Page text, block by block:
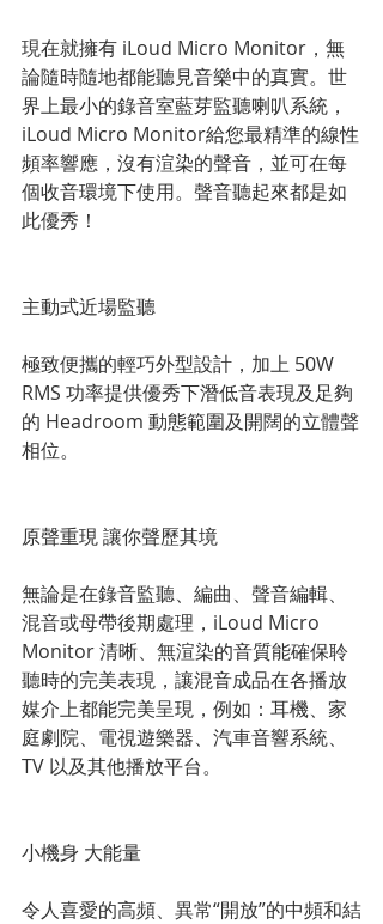
現在就擁有 iLoud Micro Monitor，無
論隨時隨地都能聽見音樂中的真實。世
界上最小的錄音室藍芽監聽喇叭系統，
iLoud Micro Monitor給您最精準的線性
頻率響應，沒有渲染的聲音，並可在每
個收音環境下使用。聲音聽起來都是如
此優秀！
主動式近場監聽
極致便攜的輕巧外型設計，加上 50W
RMS 功率提供優秀下潛低音表現及足夠
的 Headroom 動態範圍及開闊的立體聲
相位。
原聲重現 讓你聲歷其境
無論是在錄音監聽、編曲、聲音編輯、
混音或母帶後期處理，iLoud Micro
Monitor 清晰、無渲染的音質能確保聆
聽時的完美表現，讓混音成品在各播放
媒介上都能完美呈現，例如：耳機、家
庭劇院、電視遊樂器、汽車音響系統、
TV 以及其他播放平台。
小機身 大能量
令人喜愛的高頻、異常“開放”的中頻和結